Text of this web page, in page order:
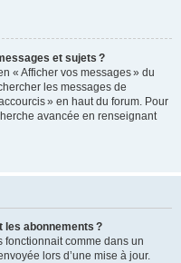
et sujets ?
« Afficher vos messages » du
les messages de
» en haut du forum. Pour
avancée en renseignant
les abonnements ?
fonctionnait comme dans un
lors d’une mise à jour.